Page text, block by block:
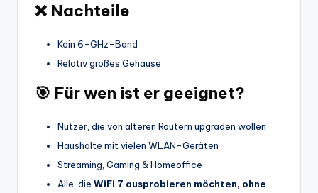
❌ Nachteile
Kein 6-GHz-Band
Relativ großes Gehäuse
🎯 Für wen ist er geeignet?
Nutzer, die von älteren Routern upgraden wollen
Haushalte mit vielen WLAN-Geräten
Streaming, Gaming & Homeoffice
Alle, die WiFi 7 ausprobieren möchten, ohne